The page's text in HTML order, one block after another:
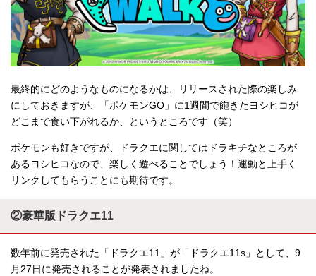
最終的にどのようなものになるかは、リリースされた際の楽しみ
にしておきますが、「ポケモンGO」に1週間で飽きたヨシヒコが
どこまで食い下がれるか、というところです（笑）
ポケモンも好きですが、ドラクエに関してはドラキチなところが
あるヨシヒコなので、楽しく遊べることでしょう！運動と上手く
リンクしてもらうことにも期待です。
②豪華版ドラクエ11
数年前に発売された「ドラクエ11」が「ドラクエ11s」として、9
月27日に発売されることが発表されましたね。